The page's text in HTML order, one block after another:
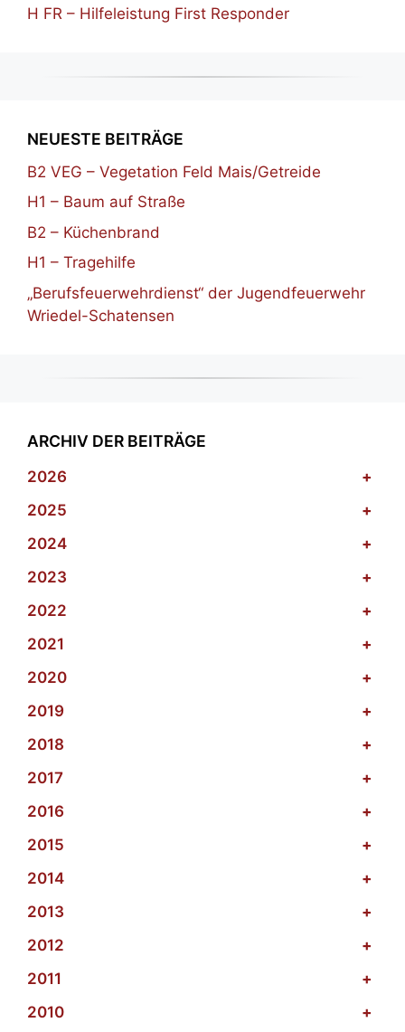
H FR – Hilfeleistung First Responder
NEUESTE BEITRÄGE
B2 VEG – Vegetation Feld Mais/Getreide
H1 – Baum auf Straße
B2 – Küchenbrand
H1 – Tragehilfe
„Berufsfeuerwehrdienst“ der Jugendfeuerwehr
Wriedel-Schatensen
ARCHIV DER BEITRÄGE
2026
+
2025
+
2024
+
2023
+
2022
+
2021
+
2020
+
2019
+
2018
+
2017
+
2016
+
2015
+
2014
+
2013
+
2012
+
2011
+
2010
+